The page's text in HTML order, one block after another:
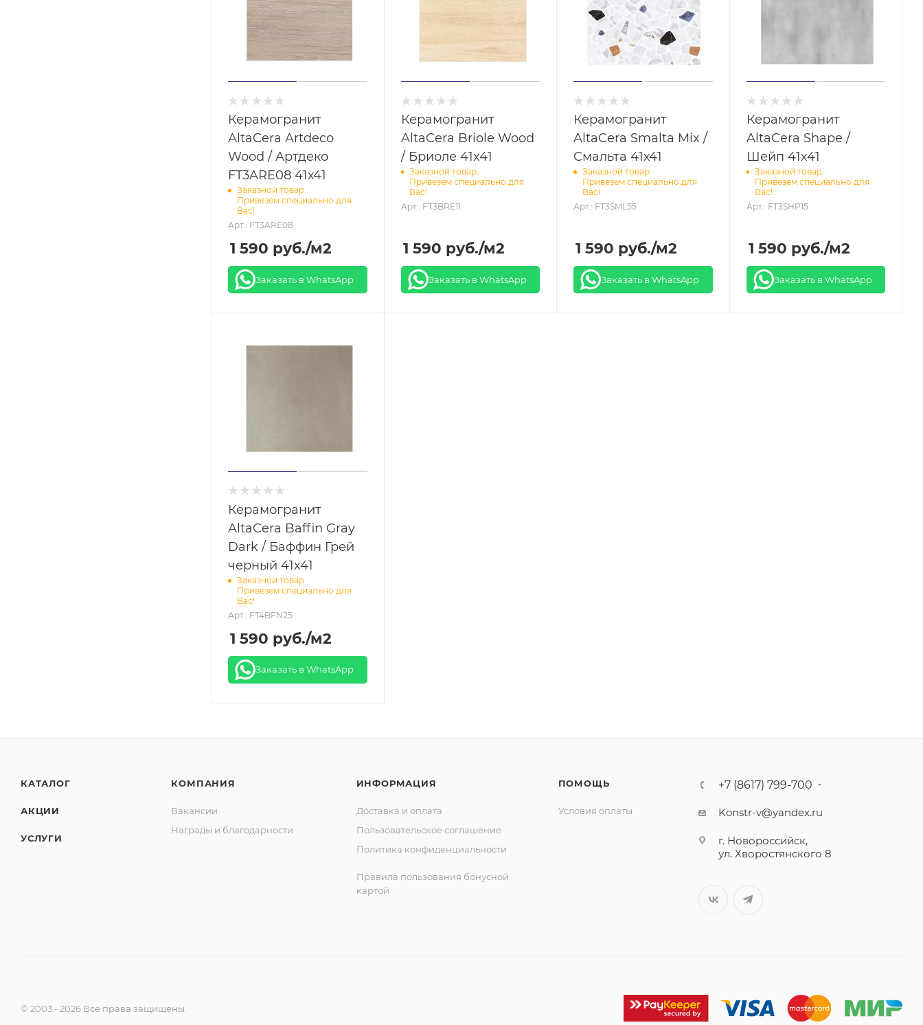
Керамогранит
AltaCera Artdeco
Wood / Артдеко
FT3ARE08 41х41
Заказной товар.
Привезем специально для
Вас!
Арт.: FT3ARE08
1 590 руб./м2
Заказать в WhatsApp
Керамогранит
AltaCera Briole Wood
/ Бриоле 41x41
Заказной товар.
Привезем специально для
Вас!
Арт.: FT3BRE11
1 590 руб./м2
Заказать в WhatsApp
Керамогранит
AltaCera Smalta Mix /
Смальта 41х41
Заказной товар.
Привезем специально для
Вас!
Арт.: FT3SML55
1 590 руб./м2
Заказать в WhatsApp
Керамогранит
AltaCera Shape /
Шейп 41x41
Заказной товар.
Привезем специально для
Вас!
Арт.: FT3SHP15
1 590 руб./м2
Заказать в WhatsApp
Керамогранит
AltaCera Baffin Gray
Dark / Баффин Грей
черный 41x41
Заказной товар.
Привезем специально для
Вас!
Арт.: FT4BFN25
1 590 руб./м2
Заказать в WhatsApp
КАТАЛОГ
АКЦИИ
УСЛУГИ
КОМПАНИЯ
Вакансии
Награды и благодарности
ИНФОРМАЦИЯ
Доставка и оплата
Пользовательское соглашение
Политика конфиденциальности
Правила пользования бонусной
картой
ПОМОЩЬ
Условия оплаты
+7 (8617) 799-700
Konstr-v@yandex.ru
г. Новороссийск,
ул. Хворостянского 8
© 2003 - 2026 Все права защищены.